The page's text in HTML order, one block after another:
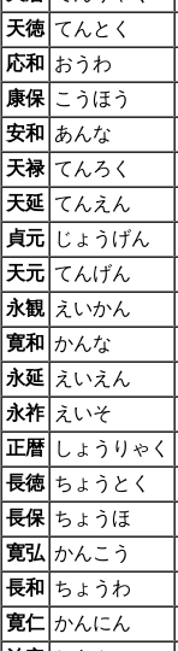
天徳 てんとく
応和
おうわ
康保 こうほう
安和
あんな
天禄 てんろく
天延 てんえん
貞元
じょうげん
天元 てんげん
永観
えいかん
寛和 かんな
永延
えいえん
永祚
えいそ
正暦
しょうりゃく
長徳 ちょうとく
長保 ちょうほ
寛弘 かんこう
長和
ちょうわ
寛仁 かんにん